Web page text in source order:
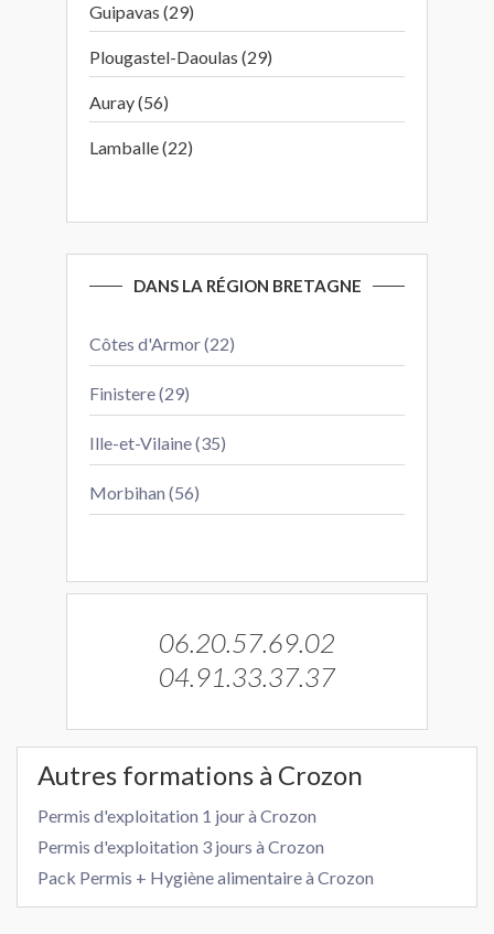
Guipavas (29)
Plougastel-Daoulas (29)
Auray (56)
Lamballe (22)
DANS LA RÉGION BRETAGNE
Côtes d'Armor (22)
Finistere (29)
Ille-et-Vilaine (35)
Morbihan (56)
06.20.57.69.02
04.91.33.37.37
Autres formations à Crozon
Permis d'exploitation 1 jour à Crozon
Permis d'exploitation 3 jours à Crozon
Pack Permis + Hygiène alimentaire à Crozon